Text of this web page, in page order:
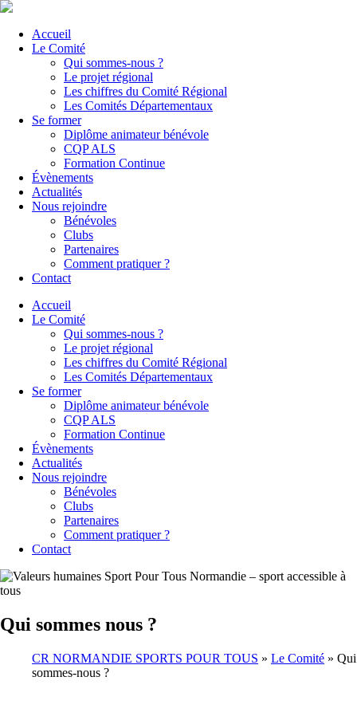
Accueil
Le Comité
Qui sommes-nous ?
Le projet régional
Les chiffres du Comité Régional
Les Comités Départementaux
Se former
Diplôme animateur bénévole
CQP ALS
Formation Continue
Évènements
Actualités
Nous rejoindre
Bénévoles
Clubs
Partenaires
Comment pratiquer ?
Contact
Accueil
Le Comité
Qui sommes-nous ?
Le projet régional
Les chiffres du Comité Régional
Les Comités Départementaux
Se former
Diplôme animateur bénévole
CQP ALS
Formation Continue
Évènements
Actualités
Nous rejoindre
Bénévoles
Clubs
Partenaires
Comment pratiquer ?
Contact
Qui sommes nous ?
CR NORMANDIE SPORTS POUR TOUS » Le Comité » Qui
sommes-nous ?